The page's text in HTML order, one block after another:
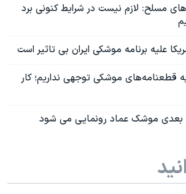
مسلح: لازم نیست در شرایط کنونی برد
علیه برنامه موشکی ایران بی تاثیر است
قطعنامه‌های موشکی توجهی نداریم؛ کار
بعدی موشک عماد رونمایی می شود